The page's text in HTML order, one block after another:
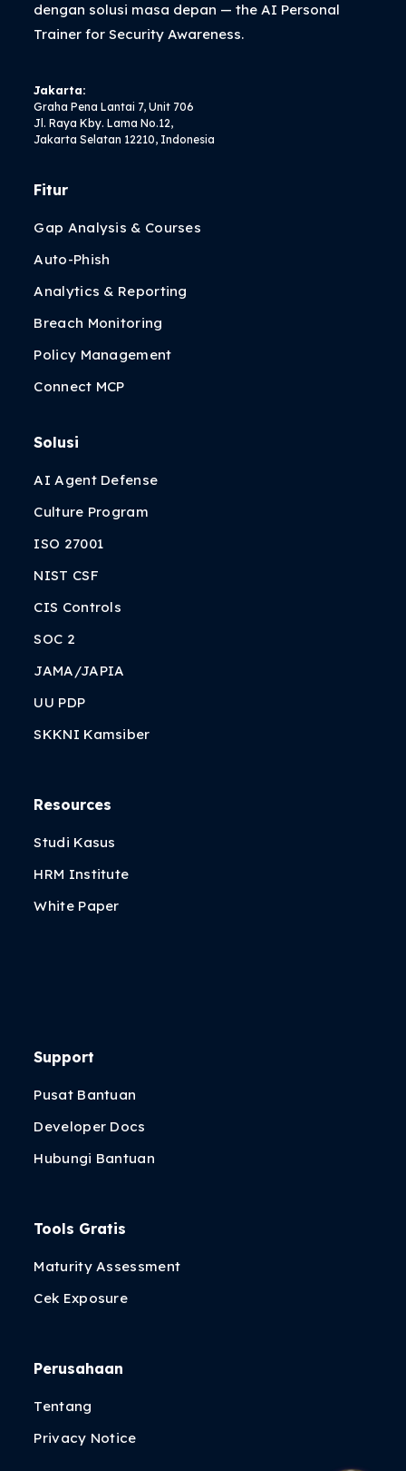
dengan solusi masa depan — theAI Personal
Trainerfor Security Awareness.
Jakarta:
Graha Pena Lantai 7, Unit 706
Jl. Raya Kby. Lama No.12,
Jakarta Selatan 12210, Indonesia
Fitur
Gap Analysis & Courses
Auto-Phish
Analytics & Reporting
Breach Monitoring
Policy Management
Connect MCP
Solusi
AI Agent Defense
Culture Program
ISO 27001
NIST CSF
CIS Controls
SOC 2
JAMA/JAPIA
UU PDP
SKKNI Kamsiber
Resources
Studi Kasus
HRM Institute
White Paper
Support
Pusat Bantuan
Developer Docs
Hubungi Bantuan
Tools Gratis
Maturity Assessment
Cek Exposure
Perusahaan
Tentang
Privacy Notice